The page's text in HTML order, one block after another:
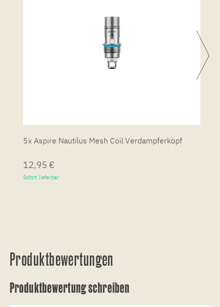
5x Aspire Nautilus Mesh Coil Verdampferkopf
12,95 €
Sofort lieferbar
Produktbewertungen
Produktbewertung schreiben